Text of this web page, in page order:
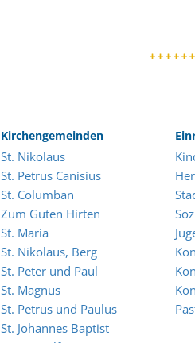
Kirchengemeinden
St. Nikolaus
St. Petrus Canisius
St. Columban
Zum Guten Hirten
St. Maria
St. Nikolaus, Berg
St. Peter und Paul
St. Magnus
St. Petrus und Paulus
St. Johannes Baptist